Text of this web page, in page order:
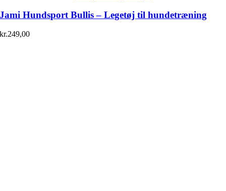
Jami Hundsport Bullis – Legetøj til hundetræning
kr.249,00